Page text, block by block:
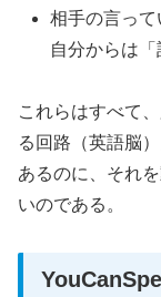
相手の言って
自分からは「
これらはすべて
る回路（英語脳
あるのに、それ
いのである。